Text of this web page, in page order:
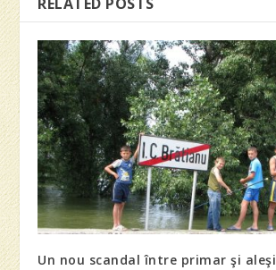
Un nou scandal între primar şi aleşi